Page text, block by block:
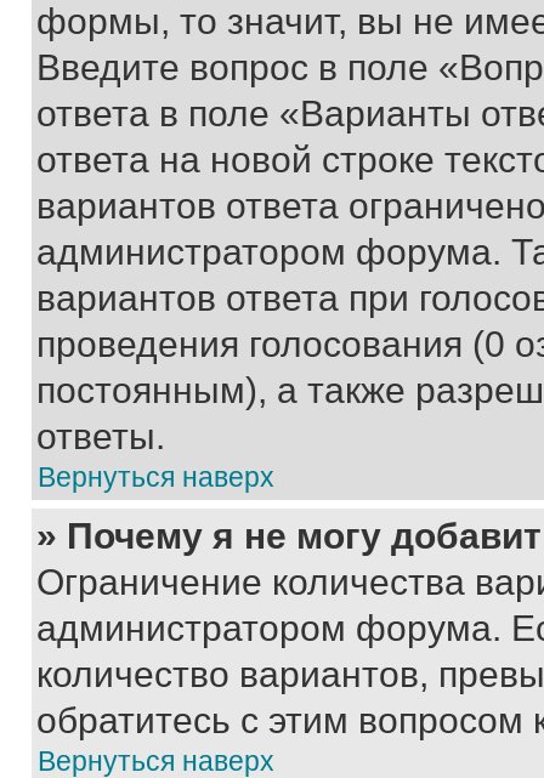
формы, то значит, вы не
Введите вопрос в поле
ответа в поле «Варианты
ответа на новой строке
вариантов ответа
администратором форума.
вариантов ответа при
проведения голосования (0
постоянным), а также
ответы.
Вернуться наверх
» Почему я не могу
Ограничение количества
администратором форума.
количество вариантов,
обратитесь с этим вопросом
Вернуться наверх